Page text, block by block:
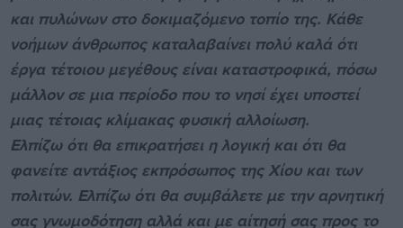
και πυλώνων στο δοκιμαζόμενο τοπίο της. Κάθε
νοήμων άνθρωπος καταλαβαίνει πολύ καλά ότι
έργα τέτοιου μεγέθους είναι καταστροφικά, πόσω
μάλλον σε μια περίοδο που το νησί έχει υποστεί
μιας τέτοιας κλίμακας φυσική αλλοίωση.
Ελπίζω ότι θα επικρατήσει η λογική και ότι θα
φανείτε αντάξιος εκπρόσωπος της Χίου και των
πολιτών. Ελπίζω ότι θα συμβάλετε με την αρνητική
σας γνωμοδότηση αλλά και με αίτησή σας προς το